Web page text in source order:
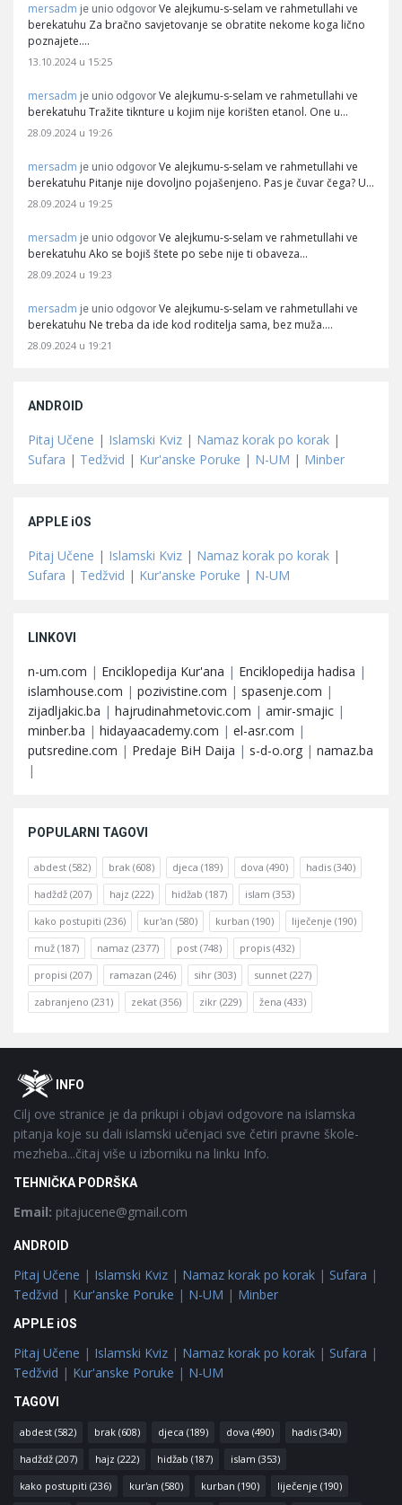
mersadm je unio odgovor Ve alejkumu-s-selam ve rahmetullahi ve
berekatuhu Za bračno savjetovanje se obratite nekome koga lično
poznajete.…
13.10.2024 u 15:25
mersadm je unio odgovor Ve alejkumu-s-selam ve rahmetullahi ve
berekatuhu Tražite tiknture u kojim nije korišten etanol. One u…
28.09.2024 u 19:26
mersadm je unio odgovor Ve alejkumu-s-selam ve rahmetullahi ve
berekatuhu Pitanje nije dovoljno pojašenjeno. Pas je čuvar čega? U…
28.09.2024 u 19:25
mersadm je unio odgovor Ve alejkumu-s-selam ve rahmetullahi ve
berekatuhu Ako se bojiš štete po sebe nije ti obaveza…
28.09.2024 u 19:23
mersadm je unio odgovor Ve alejkumu-s-selam ve rahmetullahi ve
berekatuhu Ne treba da ide kod roditelja sama, bez muža.…
28.09.2024 u 19:21
ANDROID
Pitaj Učene | Islamski Kviz | Namaz korak po korak |
Sufara | Tedžvid | Kur'anske Poruke | N-UM | Minber
APPLE iOS
Pitaj Učene | Islamski Kviz | Namaz korak po korak |
Sufara | Tedžvid | Kur'anske Poruke | N-UM
LINKOVI
n-um.com | Enciklopedija Kur'ana | Enciklopedija hadisa |
islamhouse.com | pozivistine.com | spasenje.com |
zijadljakic.ba | hajrudinahmetovic.com | amir-smajic |
minber.ba | hidayaacademy.com | el-asr.com |
putsredine.com | Predaje BiH Daija | s-d-o.org | namaz.ba
|
POPULARNI TAGOVI
abdest (582) brak (608) djeca (189) dova (490) hadis (340)
hadždž (207) hajz (222) hidžab (187) islam (353)
kako postupiti (236) kur'an (580) kurban (190) liječenje (190)
muž (187) namaz (2377) post (748) propis (432)
propisi (207) ramazan (246) sihr (303) sunnet (227)
zabranjeno (231) zekat (356) zikr (229) žena (433)
FooterOINFO
Cilj ove stranice je da prikupi i objavi odgovore na islamska
pitanja koje su dali islamski učenjaci sve četiri pravne škole-
mezheba...čitaj više u izborniku na linku Info.
TEHNIČKA PODRŠKA
Email: pitajucene@gmail.com
ANDROID
Pitaj Učene | Islamski Kviz | Namaz korak po korak | Sufara |
Tedžvid | Kur'anske Poruke | N-UM | Minber
APPLE iOS
Pitaj Učene | Islamski Kviz | Namaz korak po korak | Sufara |
Tedžvid | Kur'anske Poruke | N-UM
TAGOVI
abdest (582) brak (608) djeca (189) dova (490) hadis (340)
hadždž (207) hajz (222) hidžab (187) islam (353)
kako postupiti (236) kur'an (580) kurban (190) liječenje (190)